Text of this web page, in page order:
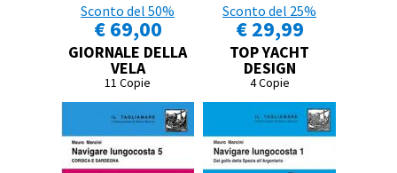
Sconto del 50%
€ 69,00
GIORNALE DELLA
VELA
11 Copie
Sconto del 25%
€ 29,99
TOP YACHT
DESIGN
4 Copie